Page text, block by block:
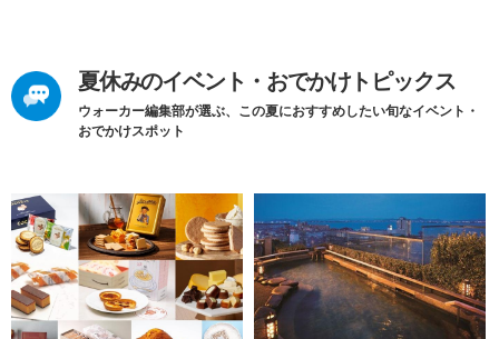
夏休みのイベント・おでかけトピックス
ウォーカー編集部が選ぶ、この夏におすすめしたい旬なイベント・
おでかけスポット